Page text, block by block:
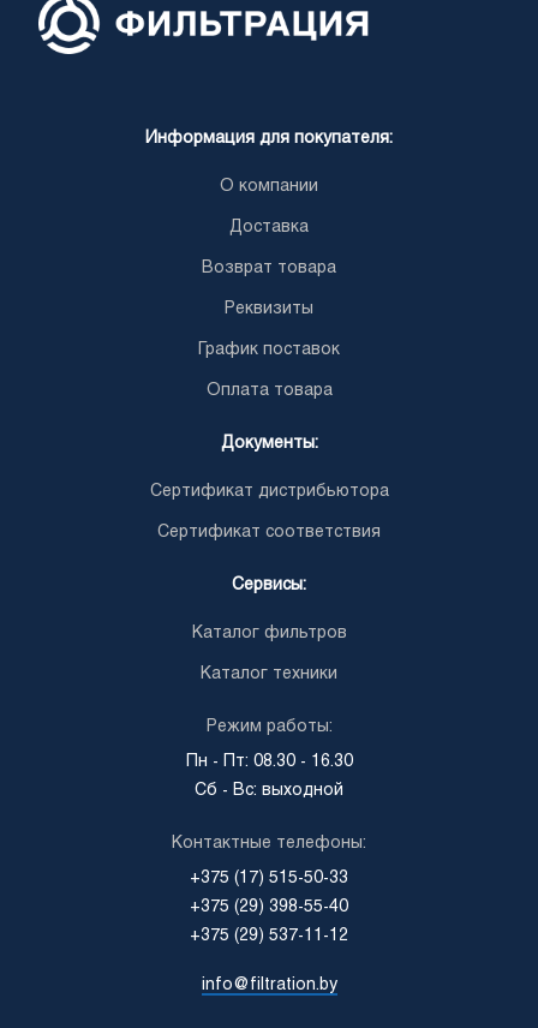
Информация для покупателя:
О компании
Доставка
Возврат товара
Реквизиты
График поставок
Оплата товара
Документы:
Сертификат дистрибьютора
Сертификат соответствия
Сервисы:
Каталог фильтров
Каталог техники
Режим работы:
Пн - Пт: 08.30 - 16.30
Сб - Вс: выходной
Контактные телефоны:
+375 (17) 515-50-33
+375 (29) 398-55-40
+375 (29) 537-11-12
info@filtration.by